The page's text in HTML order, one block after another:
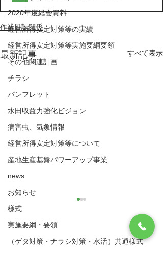
2020年度総会資料
経営所得安定対策等の実績
経営所得安定対策等実施要綱要領
その他関連計画
チラシ
パンフレット
水田収益力強化ビジョン
病害虫、気象情報
経営所得安定対策等について
産地生産基盤パワーアップ事業
news
お知らせ
様式
実施要綱・要領
（ゲタ対策・ナラシ対策・水活）共通様式
作業日誌関係
最新記事 すべて表示